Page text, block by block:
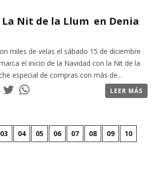
Nit de la Llum en Denia
miles de velas el sábado 15 de diciembre
el inicio de la Navidad con la Nit de la
especial de compras con más de...
LEER MÁS
03 04 05 06 07 08 09
10